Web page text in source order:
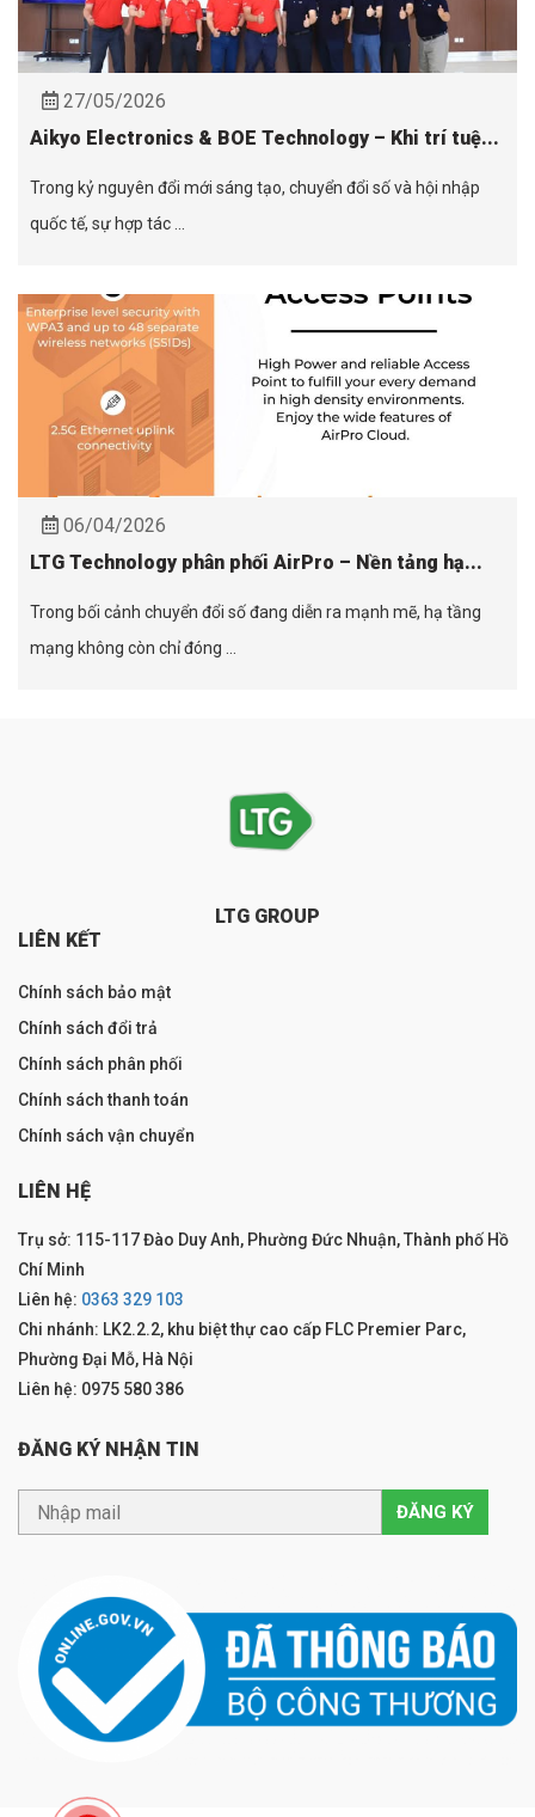
27/05/2026
Aikyo Electronics & BOE Technology – Khi trí tuệ...
Trong kỷ nguyên đổi mới sáng tạo, chuyển đổi số và hội nhập
quốc tế, sự hợp tác ...
06/04/2026
LTG Technology phân phối AirPro – Nền tảng hạ...
Trong bối cảnh chuyển đổi số đang diễn ra mạnh mẽ, hạ tầng
mạng không còn chỉ đóng ...
LTG GROUP
LIÊN KẾT
Chính sách bảo mật
Chính sách đổi trả
Chính sách phân phối
Chính sách thanh toán
Chính sách vận chuyển
LIÊN HỆ
Trụ sở: 115-117 Đào Duy Anh, Phường Đức Nhuận, Thành phố Hồ
Chí Minh
Liên hệ: 0363 329 103
Chi nhánh: LK2.2.2, khu biệt thự cao cấp FLC Premier Parc,
Phường Đại Mỗ, Hà Nội
Liên hệ: 0975 580 386
ĐĂNG KÝ NHẬN TIN